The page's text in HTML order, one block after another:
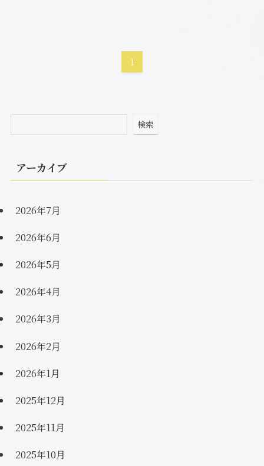
1
検索
アーカイブ
2026年7月
2026年6月
2026年5月
2026年4月
2026年3月
2026年2月
2026年1月
2025年12月
2025年11月
2025年10月